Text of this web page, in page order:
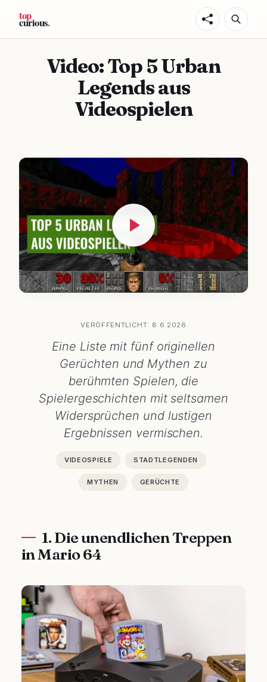
Video: Top 5 Urban
Legends aus
Videospielen
VERÖFFENTLICHT: 8.6.2026
Eine Liste mit fünf originellen
Gerüchten und Mythen zu
berühmten Spielen, die
Spielergeschichten mit seltsamen
Widersprüchen und lustigen
Ergebnissen vermischen.
VIDEOSPIELE STADTLEGENDEN
MYTHEN GERÜCHTE
1. Die unendlichen Treppen
in Mario 64